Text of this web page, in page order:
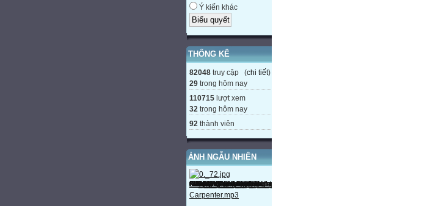
Ý kiến khác
THỐNG KÊ
82048 truy cập (chi tiết)
29 trong hôm nay
110715 lượt xem
32 trong hôm nay
92 thành viên
ẢNH NGẪU NHIÊN